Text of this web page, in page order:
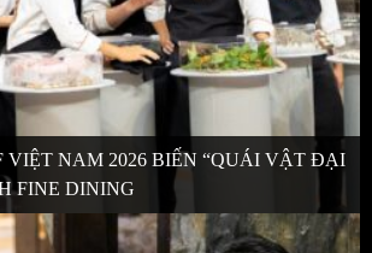
VIỆT NAM 2026 BIẾN “QUÁI VẬT ĐẠI
FINE DINING